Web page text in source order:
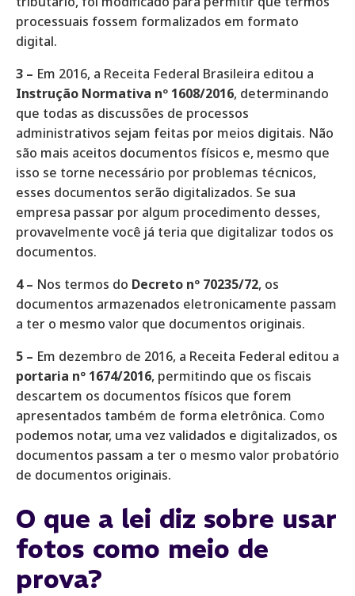
processuais fossem formalizados em formato
digital.
3 – Em 2016, a Receita Federal Brasileira editou a
Instrução Normativa nº 1608/2016, determinando
que todas as discussões de processos
administrativos sejam feitas por meios digitais. Não
são mais aceitos documentos físicos e, mesmo que
isso se torne necessário por problemas técnicos,
esses documentos serão digitalizados. Se sua
empresa passar por algum procedimento desses,
provavelmente você já teria que digitalizar todos os
documentos.
4 – Nos termos do Decreto nº 70235/72, os
documentos armazenados eletronicamente passam
a ter o mesmo valor que documentos originais.
5 – Em dezembro de 2016, a Receita Federal editou a
portaria nº 1674/2016, permitindo que os fiscais
descartem os documentos físicos que forem
apresentados também de forma eletrônica. Como
podemos notar, uma vez validados e digitalizados, os
documentos passam a ter o mesmo valor probatório
de documentos originais.
‍O que a lei diz sobre usar
fotos como meio de
prova?